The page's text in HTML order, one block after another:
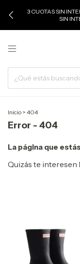
3 CUOTAS SIN
SIN
Inicio > 404
Error - 404
La página que
Quizás te